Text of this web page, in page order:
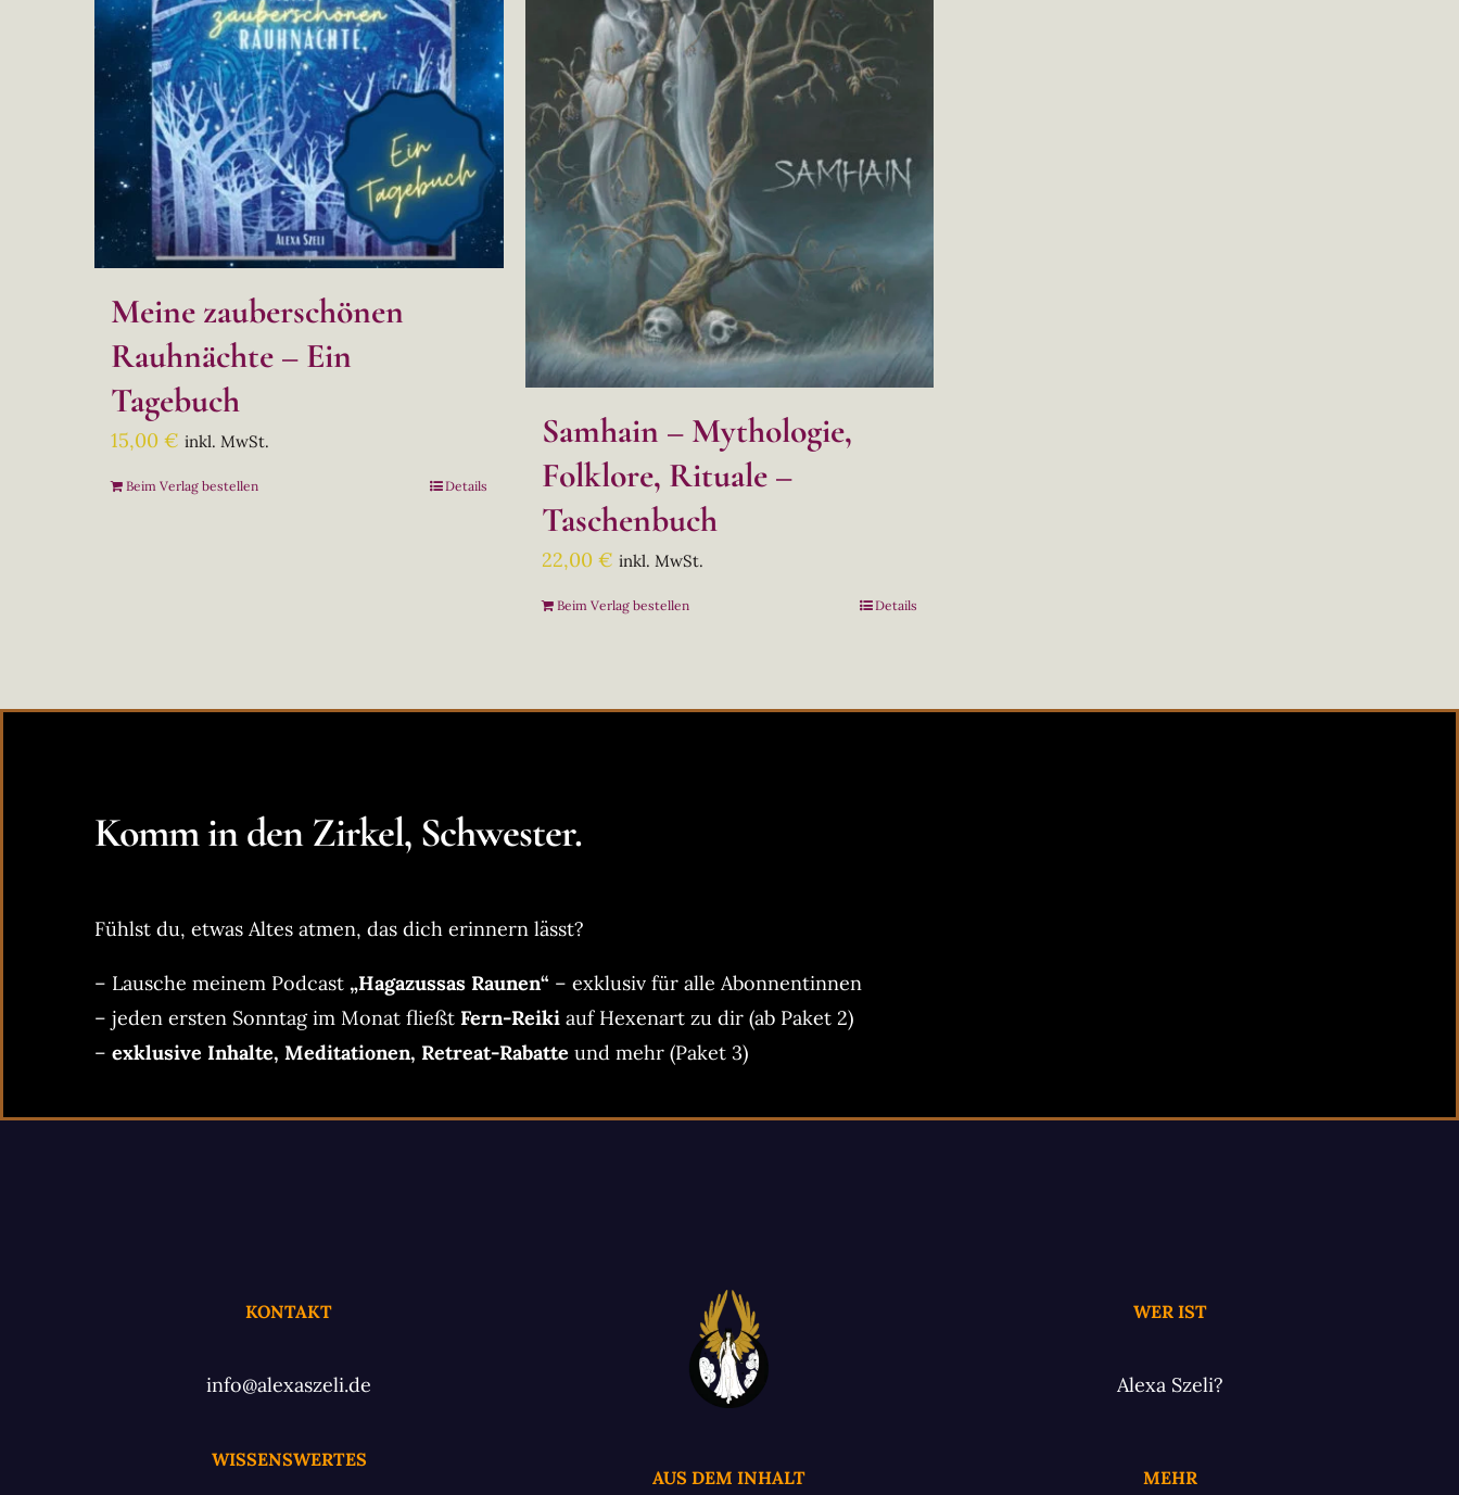
Meine zauberschönen
Rauhnächte – Ein
Tagebuch
15,00 € inkl. MwSt.
Beim Verlag bestellen Details
Samhain – Mythologie,
Folklore, Rituale –
Taschenbuch
22,00 € inkl. MwSt.
Beim Verlag bestellen Details
Komm in den Zirkel, Schwester.
Fühlst du, etwas Altes atmen, das dich erinnern lässt?
– Lausche meinem Podcast „Hagazussas Raunen“ – exklusiv für alle Abonnentinnen
– jeden ersten Sonntag im Monat fließt Fern-Reikiauf Hexenart zu dir (ab Paket 2)
– exklusive Inhalte, Meditationen, Retreat-Rabatte und mehr (Paket 3)
KONTAKT
info@alexaszeli.de
WER IST
Alexa Szeli?
WISSENSWERTES
AUS DEM INHALT MEHR